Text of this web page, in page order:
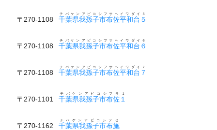
〒270-1108 千葉県我孫子市布佐平和台５
チバケンアビコシフサヘイワダイ５
〒270-1108 千葉県我孫子市布佐平和台６
チバケンアビコシフサヘイワダイ６
〒270-1108 千葉県我孫子市布佐平和台７
チバケンアビコシフサヘイワダイ７
〒270-1101 千葉県我孫子市布佐１
チバケンアビコシフサ１
〒270-1162 千葉県我孫子市布施
チバケンアビコシフセ